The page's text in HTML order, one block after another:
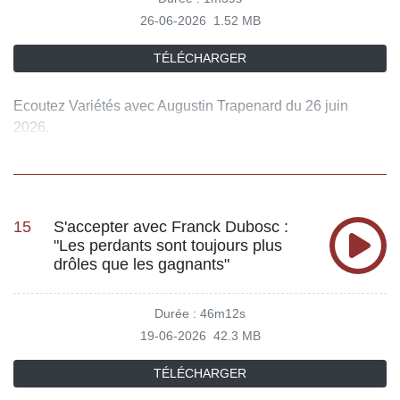
culture française, ainsi que sur son entrée à l'Académie
des Beaux-Arts, sa vision du métier et son attachement à
une cuisine de vérité, exigeante mais profondément
humaine. Retrouvez l'émission "Variété", tous les samedis
RTL et le site RTL.fr.
26-06-2026
1.52 MB
TÉLÉCHARGER
Ecoutez Variétés avec Augustin Trapenard du 26 juin
2026.
15
S'accepter avec Franck Dubosc :
"Les perdants sont toujours plus
drôles que les gagnants"
Durée : 46m12s
19-06-2026 42.3 MB
TÉLÉCHARGER